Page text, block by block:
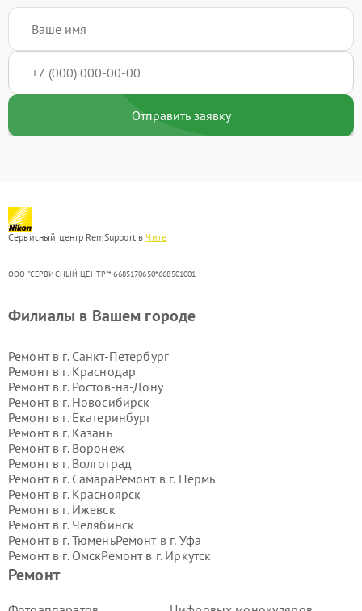
Отправить заявку
Сервисный центр RemSupport в Чите
ООО "СЕРВИСНЫЙ ЦЕНТР"* 6685170650*668501001
Ремонт
Филиалы в Вашем городе
Ремонт в г. Санкт-Петербург
Ремонт в г. Краснодар
Ремонт в г. Ростов-на-Дону
Ремонт в г. Новосибирск
Ремонт в г. Екатеринбург
Ремонт в г. Казань
Ремонт в г. Воронеж
Ремонт в г. Волгоград
Ремонт в г. СамараРемонт в г. Пермь
Ремонт в г. Красноярск
Ремонт в г. Ижевск
Ремонт в г. Челябинск
Ремонт в г.ТюменьРемонт в г. Уфа
Ремонт в г. ОмскРемонт в г. Иркутск
Ремонт в г.
Ремонт в г.